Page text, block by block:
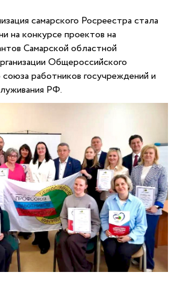
самарского Росреестра стала
на конкурсе проектов на
Самарской областной
Общероссийского
работников госучреждений и
РФ.